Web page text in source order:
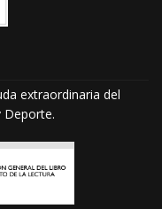
extraordinaria del
Deporte.